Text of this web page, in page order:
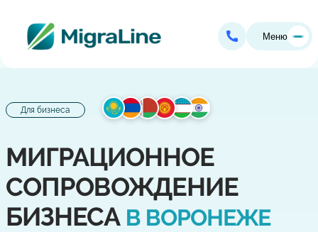
Меню
Для бизнеса
МИГРАЦИОННОЕ
СОПРОВОЖДЕНИЕ
БИЗНЕСА В ВОРОНЕЖЕ